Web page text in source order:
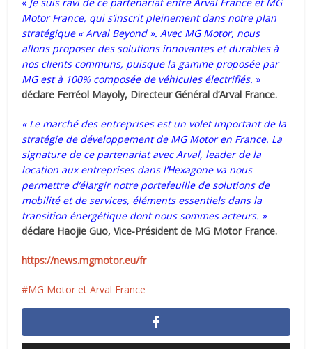
Motor France, qui s’inscrit pleinement dans notre plan
stratégique « Arval Beyond ». Avec MG Motor, nous
allons proposer des solutions innovantes et durables à
nos clients communs, puisque la gamme proposée par
MG est à 100% composée de véhicules électrifiés. »
déclare Ferréol Mayoly, Directeur Général d’Arval France.
« Le marché des entreprises est un volet important de la
stratégie de développement de MG Motor en France. La
signature de ce partenariat avec Arval, leader de la
location aux entreprises dans l’Hexagone va nous
permettre d’élargir notre portefeuille de solutions de
mobilité et de services, éléments essentiels dans la
transition énergétique dont nous sommes acteurs. »
déclare Haojie Guo, Vice-Président de MG Motor France.
https://news.mgmotor.eu/fr
MG Motor et Arval France